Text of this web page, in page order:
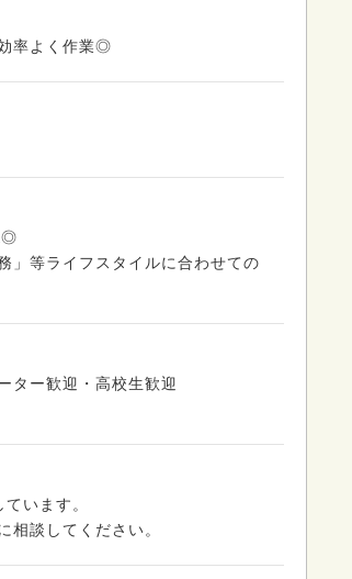
率よく作業◎
」等ライフスタイルに合わせての
ター歓迎・高校生歓迎
います。
談してください。